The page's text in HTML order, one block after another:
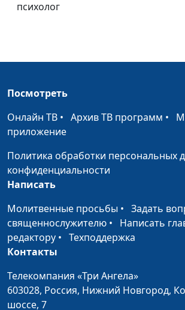
семейные отношения
Преимущества и
консультант
Он не зовет замуж -
что делать?
Юлия
консультант
семейным
Поздние браки у
мужчин - почему?
Юлия
консультант
психолог
Посмотреть
Онлайн ТВ • Архив ТВ программ •
приложение
Политика обработки персональных
конфиденциальности
Написать
Молитвенные просьбы • Задать
священнослужителю • Написать
редактору • Техподдержка
Контакты
Телекомпания «Три Ангела»
603028, Россия, Нижний Новгород,
шоссе, 7